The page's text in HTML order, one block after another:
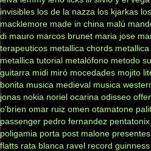
invisibles los de la nazza los kjarkas
macklemore made in china malú
di mauro marcos brunet maria jose
terapeuticos metallica chords
metallica tutorial metalófono metodo
guitarra midi miró mocedades mojito
bonita musica medieval musica
jonas nokia noriel ocarina odisseo
o'brien omar ruiz omen otamatone
passenger pedro fernandez pentatonix
poligamia porta post malone presentes
flatts rata blanca ravel record guinness